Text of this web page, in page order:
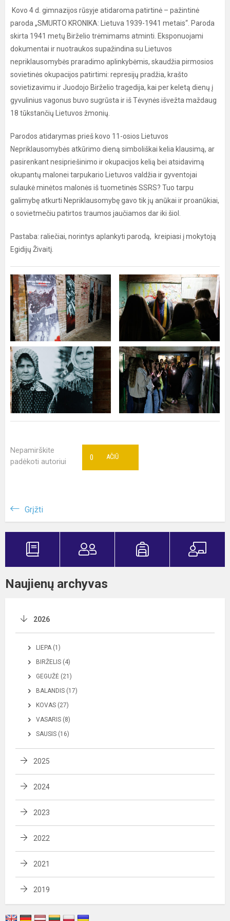
Kovo 4 d. gimnazijos rūsyje atidaroma patirtinė – pažintinė
paroda „SMURTO KRONIKA: Lietuva 1939-1941 metais“. Paroda
skirta 1941 metų Birželio trėmimams atminti. Eksponuojami
dokumentai ir nuotraukos supažindina su Lietuvos
nepriklausomybės praradimo aplinkybėmis, skaudžia pirmosios
sovietinės okupacijos patirtimi: represijų pradžia, krašto
sovietizavimu ir Juodojo Birželio tragedija, kai per keletą dienų į
gyvulinius vagonus buvo sugrūsta ir iš Tėvynės išvežta maždaug
18 tūkstančių Lietuvos žmonių.
Parodos atidarymas prieš kovo 11-osios Lietuvos
Nepriklausomybės atkūrimo dieną simboliškai kelia klausimą, ar
pasirenkant nesipriešinimo ir okupacijos kelią bei atsidavimą
okupantų malonei tarpukario Lietuvos valdžia ir gyventojai
sulaukė minėtos malonės iš tuometinės SSRS? Tuo tarpu
galimybę atkurti Nepriklausomybę gavo tik jų anūkai ir proanūkiai,
o sovietmečiu patirtos traumos jaučiamos dar iki šiol.
Pastaba: raliečiai, norintys aplankyti parodą, kreipiasi į mokytoją
Egidijų Živaitį.
Nepamirškite
padėkoti autoriui
AČIŪ
0
Grįžti
Naujienų archyvas
2026
LIEPA (1)
BIRŽELIS (4)
GEGUŽĖ (21)
BALANDIS (17)
KOVAS (27)
VASARIS (8)
SAUSIS (16)
2025
2024
2023
2022
2021
2019